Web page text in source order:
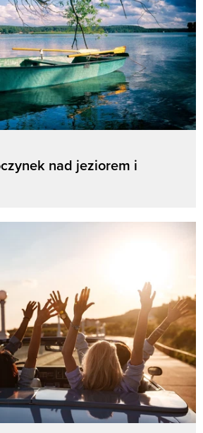
nad jeziorem i